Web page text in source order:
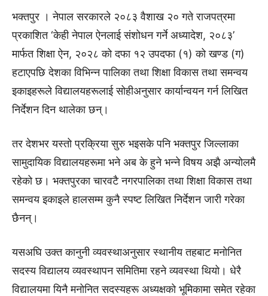
भक्तपुर । नेपाल सरकारले २०८३ वैशाख २० गते राजपत्रमा
प्रकाशित ‘केही नेपाल ऐनलाई संशोधन गर्ने अध्यादेश, २०८३’
मार्फत शिक्षा ऐन, २०२८ को दफा १२ उपदफा (१) को खण्ड (ग)
हटाएपछि देशका विभिन्न पालिका तथा शिक्षा विकास तथा समन्वय
इकाइहरूले विद्यालयहरूलाई सोहीअनुसार कार्यान्वयन गर्न लिखित
निर्देशन दिन थालेका छन्।
तर देशभर यस्तो प्रक्रिया सुरु भइसके पनि भक्तपुर जिल्लाका
सामुदायिक विद्यालयहरूमा भने अब के हुने भन्ने विषय अझै अन्योलमै
रहेको छ। भक्तपुरका चारवटै नगरपालिका तथा शिक्षा विकास तथा
समन्वय इकाइले हालसम्म कुनै स्पष्ट लिखित निर्देशन जारी गरेका
छैनन्।
यसअघि उक्त कानुनी व्यवस्थाअनुसार स्थानीय तहबाट मनोनित
सदस्य विद्यालय व्यवस्थापन समितिमा रहने व्यवस्था थियो। धेरै
विद्यालयमा यिनै मनोनित सदस्यहरू अध्यक्षको भूमिकामा समेत रहेका